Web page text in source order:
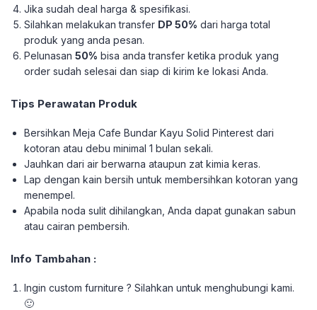
Jika sudah deal harga & spesifikasi.
Silahkan melakukan transfer DP 50% dari harga total
produk yang anda pesan.
Pelunasan50% bisa anda transfer ketika produk yang
order sudah selesai dan siap di kirim ke lokasi Anda.
Tips Perawatan Produk
Bersihkan Meja Cafe Bundar Kayu Solid Pinterest dari
kotoran atau debu minimal 1 bulan sekali.
Jauhkan dari air berwarna ataupun zat kimia keras.
Lap dengan kain bersih untuk membersihkan kotoran yang
menempel.
Apabila noda sulit dihilangkan, Anda dapat gunakan sabun
atau cairan pembersih.
Info Tambahan :
Ingin custom furniture ? Silahkan untuk menghubungi kami.
🙂